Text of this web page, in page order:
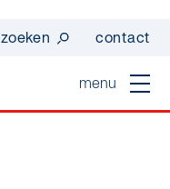
zoeken contact
menu